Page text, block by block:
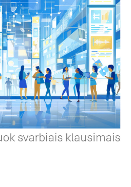
ragina atlikti techninę,
organizuoti viešas
į ilgalaikius miesto
sistemos patikimumą
augančio miesto poreikių.